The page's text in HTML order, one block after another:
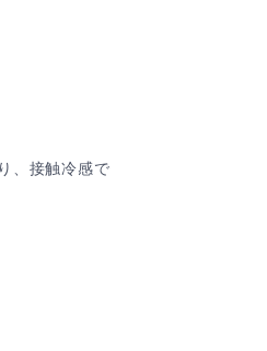
、接触冷感で